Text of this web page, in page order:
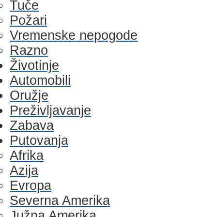
Tuče
Požari
Vremenske nepogode
Razno
Životinje
Automobili
Oružje
Preživljavanje
Zabava
Putovanja
Afrika
Azija
Evropa
Severna Amerika